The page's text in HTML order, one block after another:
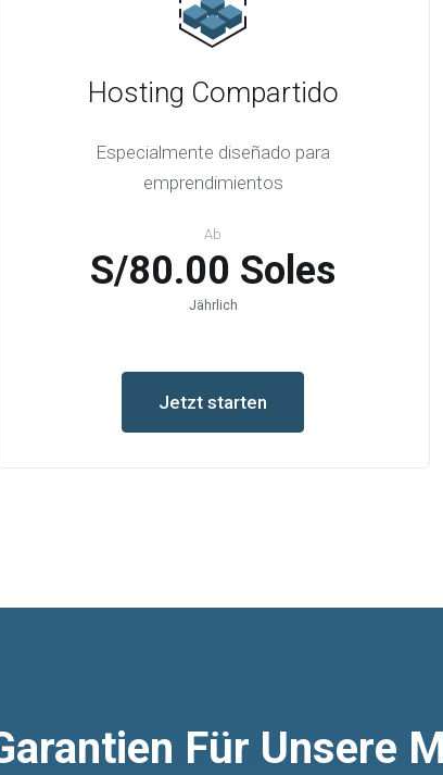
Hosting Compartido
Especialmente diseñado para
emprendimientos
Ab
S/80.00 Soles
Jährlich
Jetzt starten
Für Unsere